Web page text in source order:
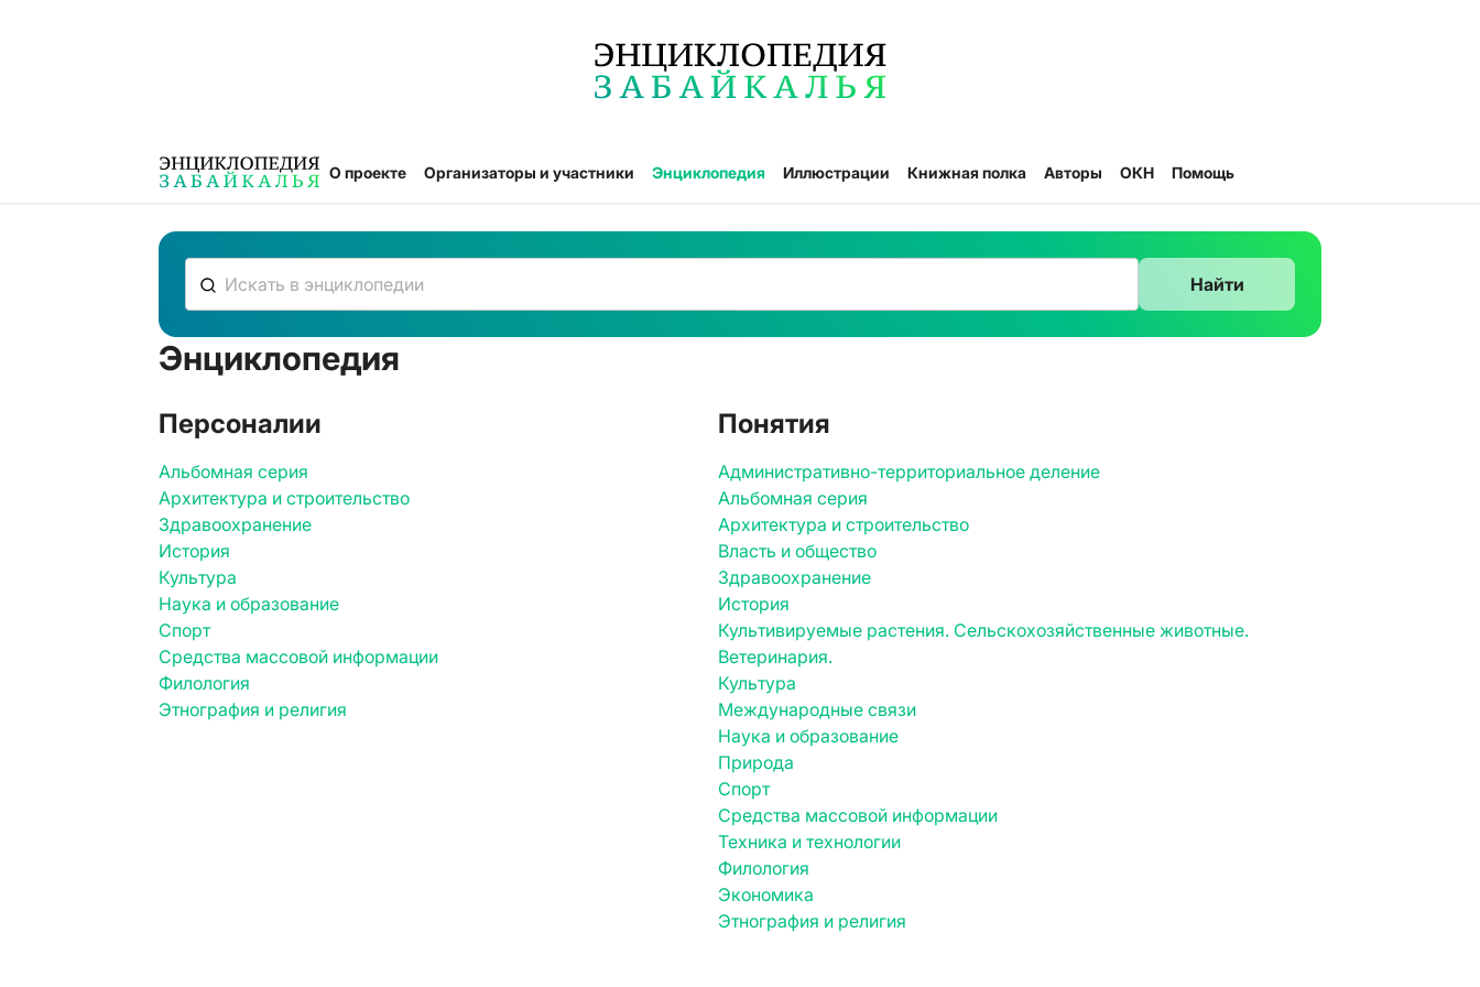
О проекте Организаторы и участники Энциклопедия Иллюстрации Книжная полка Авторы ОКН Помощь
Найти
К сожалению, ничего не нашлось
Энциклопедия
Персоналии
Альбомная серия
Архитектура и строительство
Здравоохранение
История
Культура
Наука и образование
Спорт
Средства массовой информации
Филология
Этнография и религия
Понятия
Административно-территориальное деление
Альбомная серия
Архитектура и строительство
Власть и общество
Здравоохранение
История
Культивируемые растения. Сельскохозяйственные животные.
Ветеринария.
Культура
Международные связи
Наука и образование
Природа
Спорт
Средства массовой информации
Техника и технологии
Филология
Экономика
Этнография и религия